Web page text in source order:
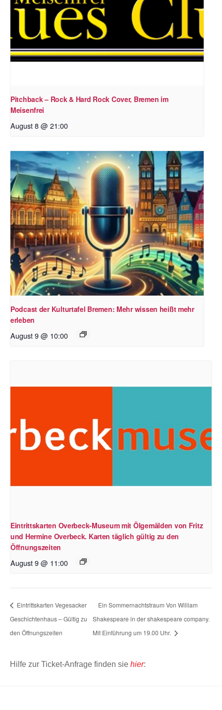
Pitchback – Rock & Hard Rock Cover, Bremen im
Meisenfrei
August 8 @ 21:00
Podcast der Kulturtafel Bremen: Mehr wissen heißt mehr
erleben
August 9 @ 10:00
Eintrittskarten Overbeck-Museum mit Ölgemälden von Fritz
und Hermine Overbeck. Karten täglich gültig zu den
Öffnungszeiten
August 9 @ 11:00
Eintrittskarten Vegesacker
Geschichtenhaus – Gültig zu
den Öffnungszeiten
Ein Sommernachtstraum Von William
Shakespeare in der shakespeare company.
Mit Einführung um 19.00 Uhr.
Hilfe zur Ticket-Anfrage finden sie hier: